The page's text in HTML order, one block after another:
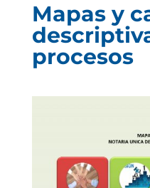
Mapas y
procesos